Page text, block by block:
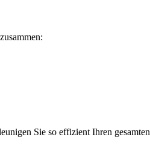
Sie so effizient Ihren